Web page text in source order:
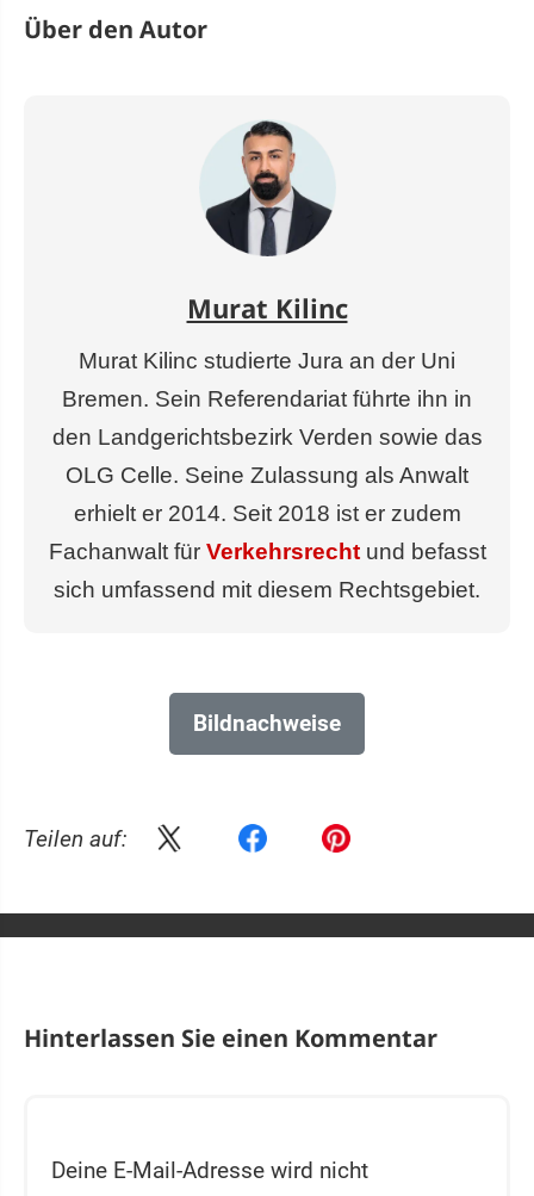
Über den Autor
Murat Kilinc
Murat Kilinc studierte Jura an der Uni
Bremen. Sein Referendariat führte ihn in
den Landgerichtsbezirk Verden sowie das
OLG Celle. Seine Zulassung als Anwalt
erhielt er 2014. Seit 2018 ist er zudem
Fachanwalt für Verkehrsrechtund befasst
sich umfassend mit diesem Rechtsgebiet.
Bildnachweise
Teilen auf:
Hinterlassen Sie einen Kommentar
Deine E-Mail-Adresse wird nicht